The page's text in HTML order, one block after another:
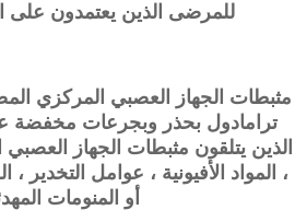
للمرضى الذين يعتمدون على
مثبطات الجهاز العصبي المركزي
ترامادول بحذر وبجرعات مخفضة
الذين يتلقون مثبطات الجهاز
، المواد الأفيونية ، عوامل التخدير ،
أو المنومات